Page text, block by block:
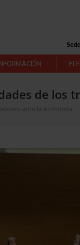
INFORMACIÓN
de los
ante la economía